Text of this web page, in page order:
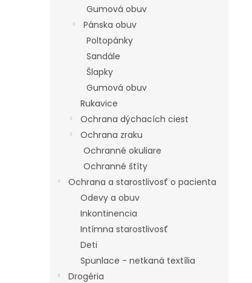
Gumová obuv
Pánska obuv
Poltopánky
Sandále
Šlapky
Gumová obuv
Rukavice
Ochrana dýchacích ciest
Ochrana zraku
Ochranné okuliare
Ochranné štíty
Ochrana a starostlivosť o pacienta
Odevy a obuv
Inkontinencia
Intímna starostlivosť
Deti
Spunlace - netkaná textília
Drogéria